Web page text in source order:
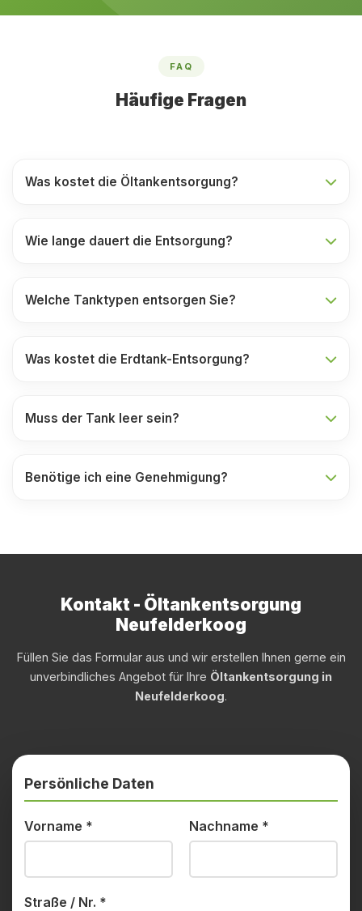
FAQ
Häufige Fragen
Was kostet die Öltankentsorgung?
Wie lange dauert die Entsorgung?
Welche Tanktypen entsorgen Sie?
Was kostet die Erdtank-Entsorgung?
Muss der Tank leer sein?
Benötige ich eine Genehmigung?
Kontakt - Öltankentsorgung
Neufelderkoog
Füllen Sie das Formular aus und wir erstellen Ihnen gerne ein
unverbindliches Angebot für Ihre Öltankentsorgung in
Neufelderkoog.
Persönliche Daten
Vorname * Nachname *
Straße / Nr. *